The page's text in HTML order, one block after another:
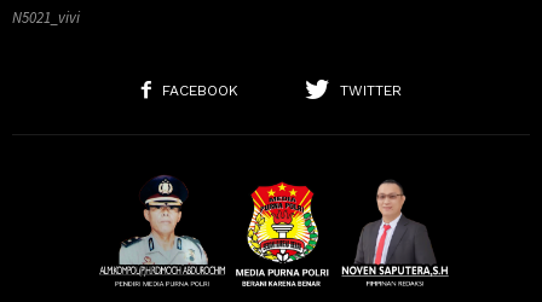
N5021_vivi
FACEBOOK TWITTER